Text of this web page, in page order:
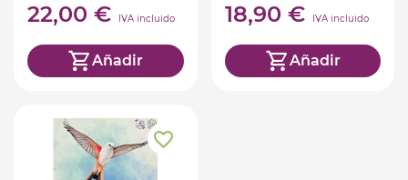
22,00 € IVA incluido
Añadir
18,90 € IVA incluido
Añadir